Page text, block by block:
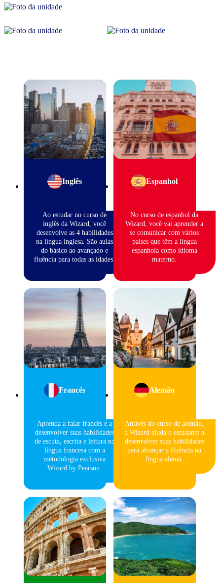
Inglês
Ao estudar no curso de
inglês da Wizard, você
desenvolve as 4 habilidades
na língua inglesa. São aulas
do básico ao avançado e
fluência para todas as idades.
Espanhol
No curso de espanhol da
Wizard, você vai aprender a
se comunicar com vários
países que têm a língua
espanhola como idioma
materno.
Francês
Aprenda a falar francês e a
desenvolver suas habilidades
de escuta, escrita e leitura na
língua francesa com a
metodologia exclusiva
Wizard by Pearson.
Alemão
Através do curso de alemão,
a Wizard ajuda o estudante a
desenvolver suas habilidades
para alcançar a fluência na
língua alemã.